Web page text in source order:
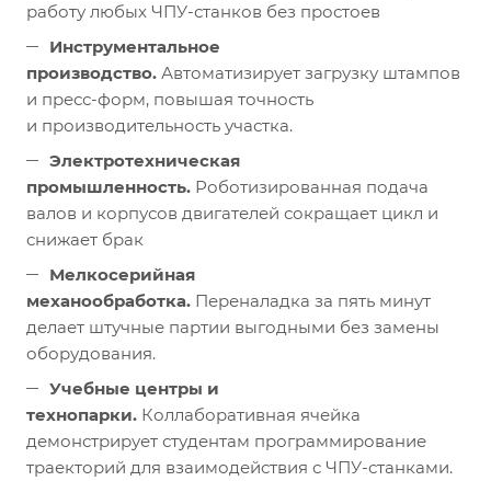
работу любых ЧПУ-станков без простоев
Инструментальное
производство. Автоматизирует загрузку штампов
и пресс-форм, повышая точность
и производительность участка.
Электротехническая
промышленность. Роботизированная подача
валов и корпусов двигателей сокращает цикл и
снижает брак
Мелкосерийная
механообработка. Переналадка за пять минут
делает штучные партии выгодными без замены
оборудования.
Учебные центры и
технопарки. Коллаборативная ячейка
демонстрирует студентам программирование
траекторий для взаимодействия с ЧПУ-станками.